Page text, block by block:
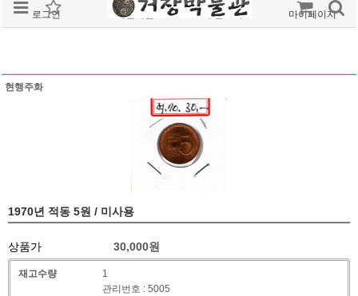
로그인 회원가입 주문조회 마이페이지
현행주화
1970년 적동 5원 / 미사용
상품가 30,000원
재고수량 1
관리번호 : 5005